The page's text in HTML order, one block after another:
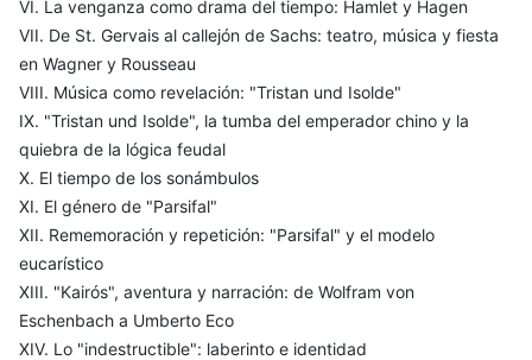
VI. La venganza como drama del tiempo: Hamlet y Hagen
VII. De St. Gervais al callejón de Sachs: teatro, música y fiesta
en Wagner y Rousseau
VIII. Música como revelación: "Tristan und Isolde"
IX. "Tristan und Isolde", la tumba del emperador chino y la
quiebra de la lógica feudal
X. El tiempo de los sonámbulos
XI. El género de "Parsifal"
XII. Rememoración y repetición: "Parsifal" y el modelo
eucarístico
XIII. "Kairós", aventura y narración: de Wolfram von
Eschenbach a Umberto Eco
XIV. Lo "indestructible": laberinto e identidad